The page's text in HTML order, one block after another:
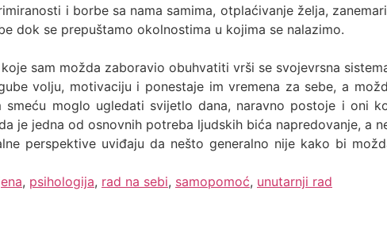
i borbe sa nama samima, otplaćivanje želja,
dok se prepuštamo okolnostima u kojima se nalazimo.
sam možda zaboravio obuhvatiti vrši se svojevrsna
volju, motivaciju i ponestaje im vremena za sebe, a
moglo ugledati svijetlo dana, naravno postoje i oni
je jedna od osnovnih potreba ljudskih bića napredovanje, a
perspektive uviđaju da nešto generalno nije kako bi
, psihologija, rad na sebi, samopomoć, unutarnji rad